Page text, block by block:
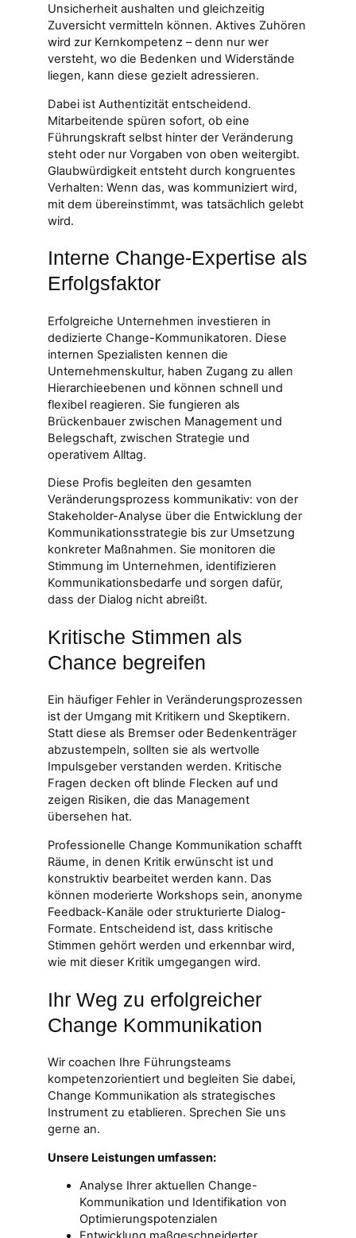
Unsicherheit aushalten und gleichzeitig
Zuversicht vermitteln können. Aktives Zuhören
wird zur Kernkompetenz – denn nur wer
versteht, wo die Bedenken und Widerstände
liegen, kann diese gezielt adressieren.
Dabei ist Authentizität entscheidend.
Mitarbeitende spüren sofort, ob eine
Führungskraft selbst hinter der Veränderung
steht oder nur Vorgaben von oben weitergibt.
Glaubwürdigkeit entsteht durch kongruentes
Verhalten: Wenn das, was kommuniziert wird,
mit dem übereinstimmt, was tatsächlich gelebt
wird.
Interne Change-Expertise als
Erfolgsfaktor
Erfolgreiche Unternehmen investieren in
dedizierte Change-Kommunikatoren. Diese
internen Spezialisten kennen die
Unternehmenskultur, haben Zugang zu allen
Hierarchieebenen und können schnell und
flexibel reagieren. Sie fungieren als
Brückenbauer zwischen Management und
Belegschaft, zwischen Strategie und
operativem Alltag.
Diese Profis begleiten den gesamten
Veränderungsprozess kommunikativ: von der
Stakeholder-Analyse über die Entwicklung der
Kommunikationsstrategie bis zur Umsetzung
konkreter Maßnahmen. Sie monitoren die
Stimmung im Unternehmen, identifizieren
Kommunikationsbedarfe und sorgen dafür,
dass der Dialog nicht abreißt.
Kritische Stimmen als
Chance begreifen
Ein häufiger Fehler in Veränderungsprozessen
ist der Umgang mit Kritikern und Skeptikern.
Statt diese als Bremser oder Bedenkenträger
abzustempeln, sollten sie als wertvolle
Impulsgeber verstanden werden. Kritische
Fragen decken oft blinde Flecken auf und
zeigen Risiken, die das Management
übersehen hat.
Professionelle Change Kommunikation schafft
Räume, in denen Kritik erwünscht ist und
konstruktiv bearbeitet werden kann. Das
können moderierte Workshops sein, anonyme
Feedback-Kanäle oder strukturierte Dialog-
Formate. Entscheidend ist, dass kritische
Stimmen gehört werden und erkennbar wird,
wie mit dieser Kritik umgegangen wird.
Ihr Weg zu erfolgreicher
Change Kommunikation
Wir coachen Ihre Führungsteams
kompetenzorientiert und begleiten Sie dabei,
Change Kommunikation als strategisches
Instrument zu etablieren. Sprechen Sie uns
gerne an.
Unsere Leistungen umfassen:
Analyse Ihrer aktuellen Change-
Kommunikation und Identifikation von
Optimierungspotenzialen